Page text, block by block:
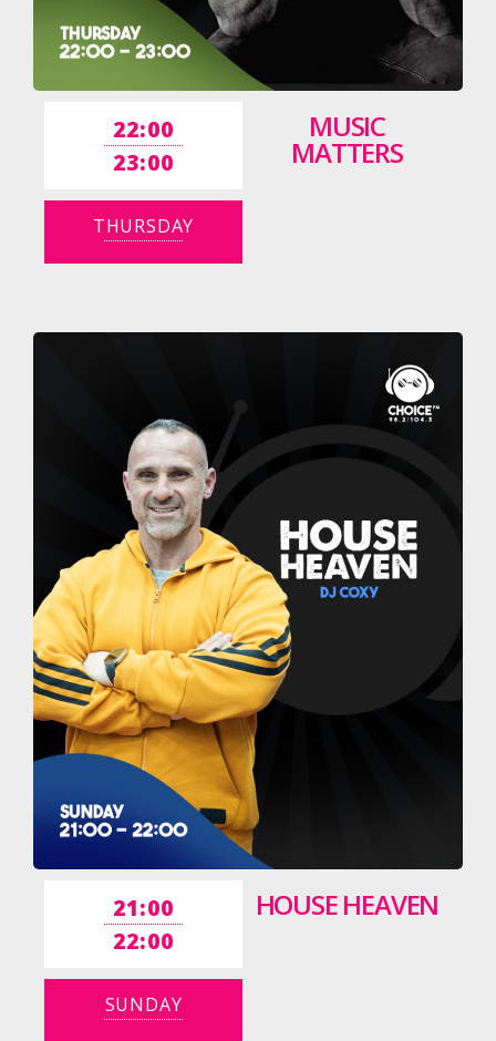
22:00
23:00
THURSDAY
MUSIC
MATTERS
21:00
22:00
SUNDAY
HOUSE HEAVEN